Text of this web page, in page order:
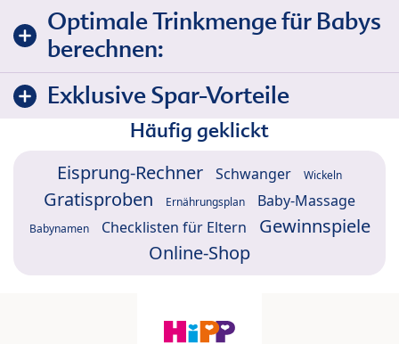
Optimale Trinkmenge für Babys
berechnen:
Exklusive Spar-Vorteile
Häufig geklickt
Eisprung-Rechner Schwanger Wickeln
Gratisproben Ernährungsplan Baby-Massage
Babynamen Checklisten für Eltern
Gewinnspiele
Online-Shop